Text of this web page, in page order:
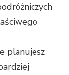
planujesz